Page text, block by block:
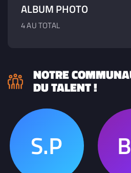
ALBUM PHOTO
4 AU TOTAL
NOTRE
DU TALENT !